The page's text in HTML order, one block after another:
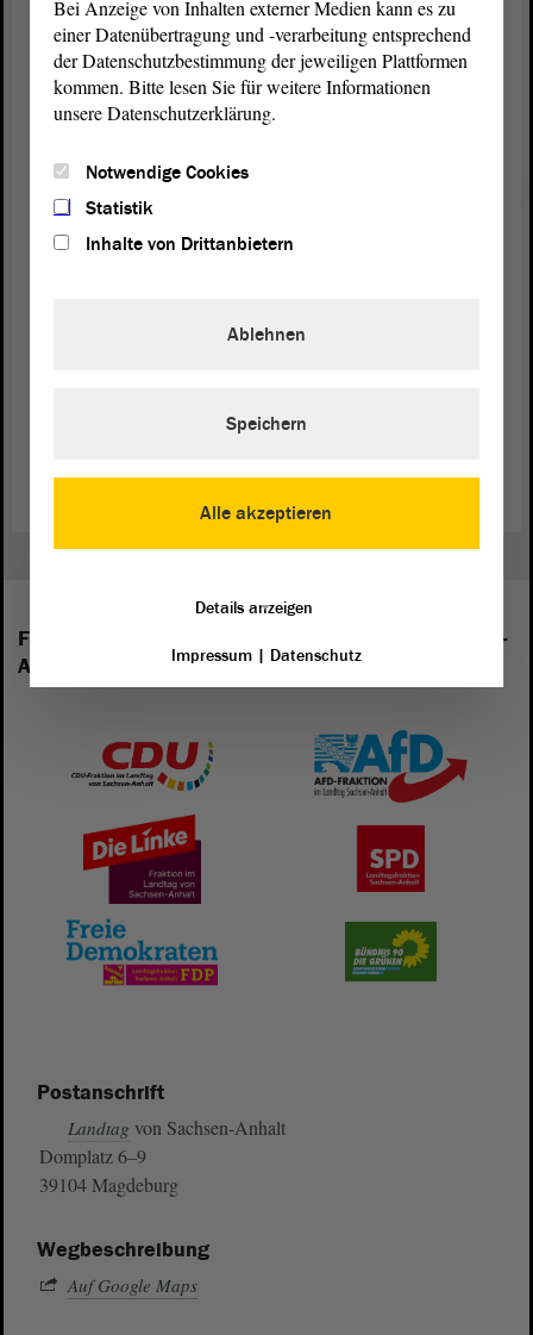
Zustimmung gibt, den bitte ich um sein
Kartenzeichen. - Das sind die Koalitionsfraktionen
und dieFraktionBÜNDNIS 90/DIE GRÜNEN.
Wer ist dagegen? - Das ist die AfD-Fraktion. Wer
enthält sich der Stimme? - Das sind die
Fraktion. Damit ist dieses
beschriebenen Fassung beschlossen worden. Über
den Rest wird weiter beraten; zumindest steht das
Zurück zur Landtagssitzung
Folgende Fraktionen sind im Landtag von Sachsen-
Anhalt vertreten:
Postanschrift
Landtag von Sachsen-Anhalt
Domplatz 6–9
39104 Magdeburg
Wegbeschreibung
Auf Google Maps
Bei Anzeige von Inhalten externer Medien kann es zu
einer Datenübertragung und -verarbeitung entsprechend
der Datenschutzbestimmung der jeweiligen Plattformen
kommen. Bitte lesen Sie für weitere Informationen
unsere Datenschutzerklärung.
Notwendige Cookies
Statistik
Inhalte von Drittanbietern
Alle akzeptieren
Ablehnen
Speichern
Details anzeigen
Impressum| Datenschutz